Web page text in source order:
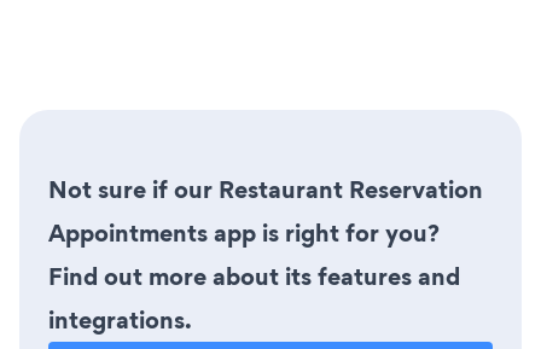
Not sure if our Restaurant Reservation
Appointments app is right for you?
Find out more about its features and
integrations.